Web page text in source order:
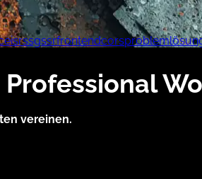
isrssgssrfrontendcors
vereinen.